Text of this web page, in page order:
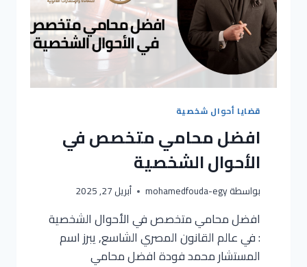
قضايا أحوال شخصية
افضل محامي متخصص في
الأحوال الشخصية
بواسطةmohamedfouda-egy أبريل 27, 2025
افضل محامي متخصص في الأحوال الشخصية
: في عالم القانون المصري الشاسع, يبرز اسم
المستشار محمد فودة افضل محامي